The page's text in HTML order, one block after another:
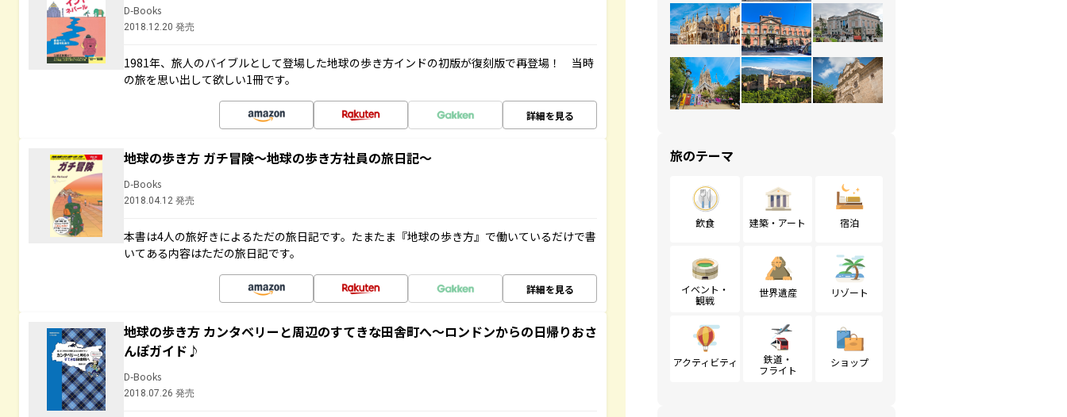
D-Books
2018.12.20 発売
1981年、旅人のバイブルとして登場した地球の歩き方インドの初版が復刻版で再登場！ 当時
の旅を思い出して欲しい1冊です。
詳細を見る
地球の歩き方 ガチ冒険～地球の歩き方社員の旅日記～
D-Books
2018.04.12 発売
本書は4人の旅好きによるただの旅日記です。たまたま『地球の歩き方』で働いているだけで書
いてある内容はただの旅日記です。
詳細を見る
地球の歩き方 カンタベリーと周辺のすてきな田舎町へ～ロンドンからの日帰りおさ
んぽガイド♪
D-Books
2018.07.26 発売
旅のテーマ
飲食 建築・アート 宿泊
イベント・
観戦
世界遺産 リゾート
アクティビティ
鉄道・
フライト
ショップ